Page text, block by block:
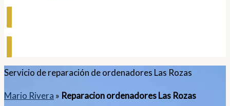
Servicio de reparación de ordenadores Las Rozas
Mario Rivera » Reparacion ordenadores Las Rozas